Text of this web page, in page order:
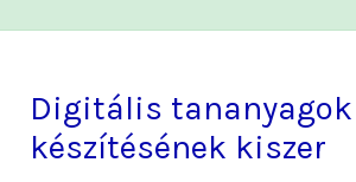
Digitális tananyagok
készítésének kiszer